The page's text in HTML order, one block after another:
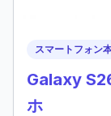
スマートフォン
Galaxy
ホ